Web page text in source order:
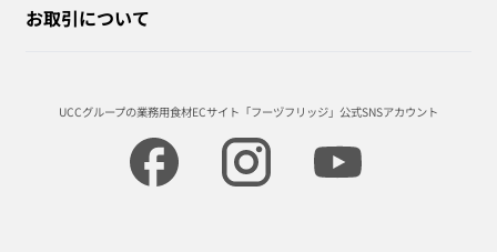
お取引について
UCCグループの業務用食材ECサイト 「フーヅフリッジ」公式SNSアカウント